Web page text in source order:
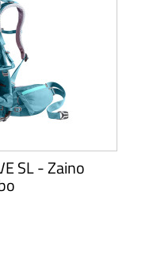
SL - Zaino